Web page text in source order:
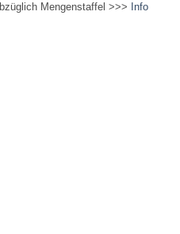
Mengenstaffel >>> Info